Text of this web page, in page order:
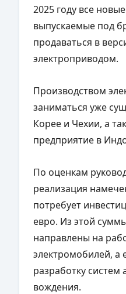
2025 году все
выпускаемые под
продаваться в
электроприводом.
Производством
заниматься уже
Корее и Чехии, а
предприятие в
По оценкам
реализация
потребует
евро. Из этой
направлены на
электромобилей,
разработку систем
вождения.